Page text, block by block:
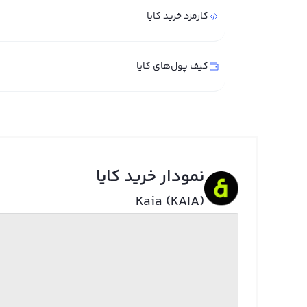
کارمزد خرید کایا
کیف پول‌های کایا
نمودار خرید کایا
Kaia (KAIA)